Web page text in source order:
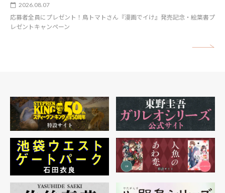
2026.08.07
応募者全員にプレゼント！鳥トマトさん『漫画でイけ』発売記念・絵葉書プ
レゼントキャンペーン